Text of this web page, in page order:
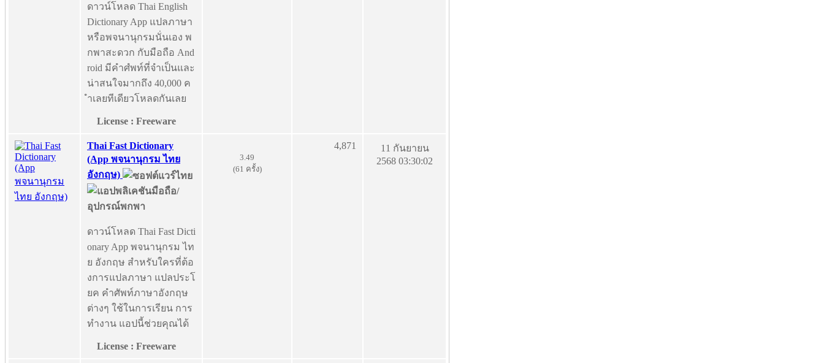
ดาวน์โหลด Thai English
Dictionary App แปลภาษา
หรือพจนานุกรมนั่นเอง พ
กพาสะดวก กับมือถือ And
roid มีคำศํพท์ที่จำเป็นและ
น่าสนใจมากถึง 40,000 ค
ำเลยทีเดียวโหลดกันเลย
License : Freeware
Thai Fast Dictionary
(App พจนานุกรม ไทย
อังกฤษ)
ดาวน์โหลด Thai Fast Dicti
onary App พจนานุกรม ไท
ย อังกฤษ สำหรับใครที่ต้อ
งการแปลภาษา แปลประโ
ยค คำศัพท์ภาษาอังกฤษ
ต่างๆ ใช้ในการเรียน การ
ทำงาน แอปนี้ช่วยคุณได้
License : Freeware
3.49
(61 ครั้ง)
4,871
11 กันยายน
2568 03:30:02